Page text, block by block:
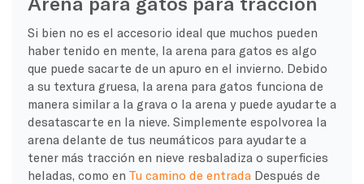
Si bien no es el accesorio ideal que muchos pueden
haber tenido en mente, la arena para gatos es algo
que puede sacarte de un apuro en el invierno. Debido
a su textura gruesa, la arena para gatos funciona de
manera similar a la grava o la arena y puede ayudarte a
desatascarte en la nieve. Simplemente espolvorea la
arena delante de tus neumáticos para ayudarte a
tener más tracción en nieve resbaladiza o superficies
heladas, como en Tu camino de entrada Después de